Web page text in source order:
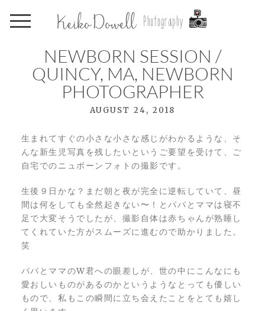
NEWBORN SESSION /
QUINCY, MA, NEWBORN
PHOTOGRAPHER
AUGUST 24, 2018
生まれてすぐの小さな小さな感じがわかるような、そ
んな新生児写真を残したいというご要望を受けて、ご
自宅でのニュボーンフォトの撮影です。
生後９日かな？まだ朝と夜が完全に逆転していて、昼
間は何をしても全然起きない〜！とパパとママは寝不
足で大変そうでしたが、撮影自体は赤ちゃんが熟睡し
てくれていた方がスムーズに進むので助かりました。
笑
パパとママのW君への眼差しが、世の中にこんなにも
愛おしいものがあるのかというようなとっても優しい
もので、私もこの瞬間に立ち会えたことをとても嬉し